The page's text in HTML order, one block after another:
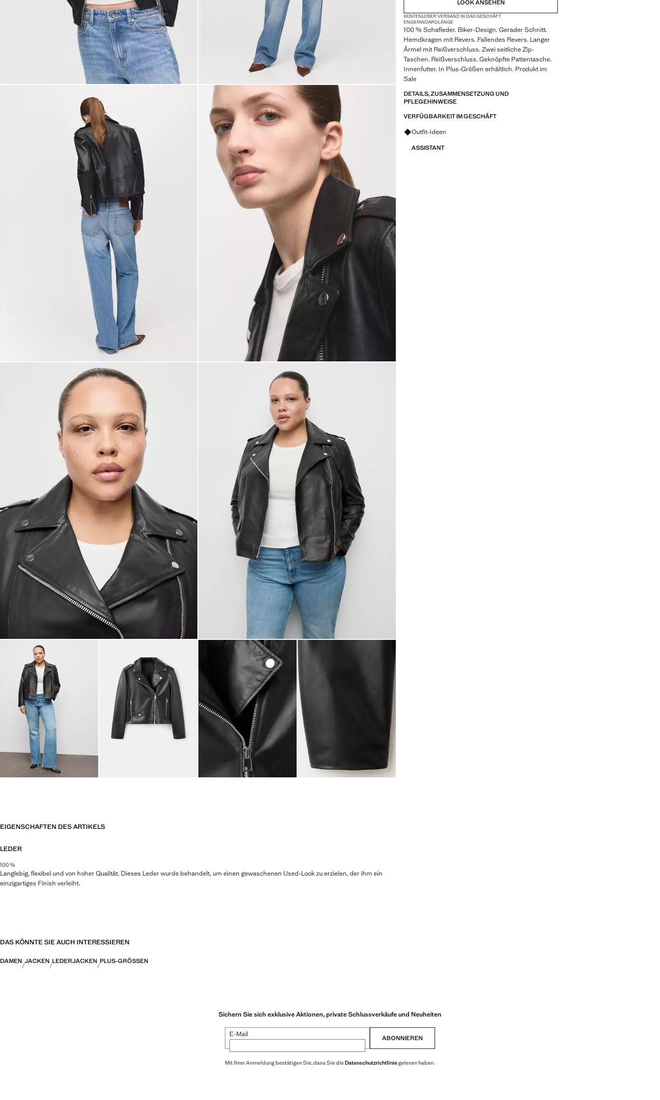
LOOK ANSEHEN
KOSTENLOSER VERSAND IN DAS GESCHÄFT
ENGSTANDARDLÄNGE
100 % Schafleder. Biker-Design. Gerader Schnitt.
Hemdkragen mit Revers. Fallendes Revers. Langer
Ärmel mit Reißverschluss. Zwei seitliche Zip-
Taschen. Reißverschluss. Geknöpfte Pattentasche.
Innenfutter. In Plus-Größen erhältlich. Produkt im
Sale
DETAILS, ZUSAMMENSETZUNG UND
PFLEGEHINWEISE
VERFÜGBARKEIT IM GESCHÄFT
Fragen zu Looks, Kleidungsstücken und Trends
Outfit-Ideen
ASSISTANT
EIGENSCHAFTEN DES ARTIKELS
LEDER
100 %
Langlebig, flexibel und von hoher Qualität. Dieses Leder wurde behandelt, um einen gewaschenen Used-Look zu erzielen, der ihm ein
einzigartiges Finish verleiht.
DAS KÖNNTE SIE AUCH INTERESSIEREN
DAMEN JACKEN LEDERJACKEN PLUS-GRÖSSEN
Sichern Sie sich exklusive Aktionen, private Schlussverkäufe und Neuheiten
E-Mail ABONNIEREN
Mit Ihrer Anmeldung bestätigen Sie, dass Sie dieDatenschutzrichtliniegelesen haben.